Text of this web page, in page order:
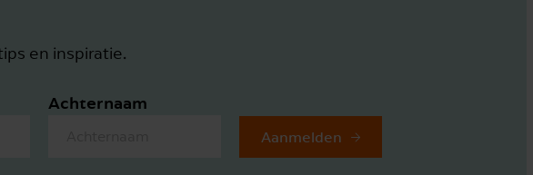
en inspiratie.
Achternaam
Aanmelden